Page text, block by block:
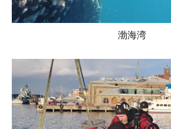
渤海湾